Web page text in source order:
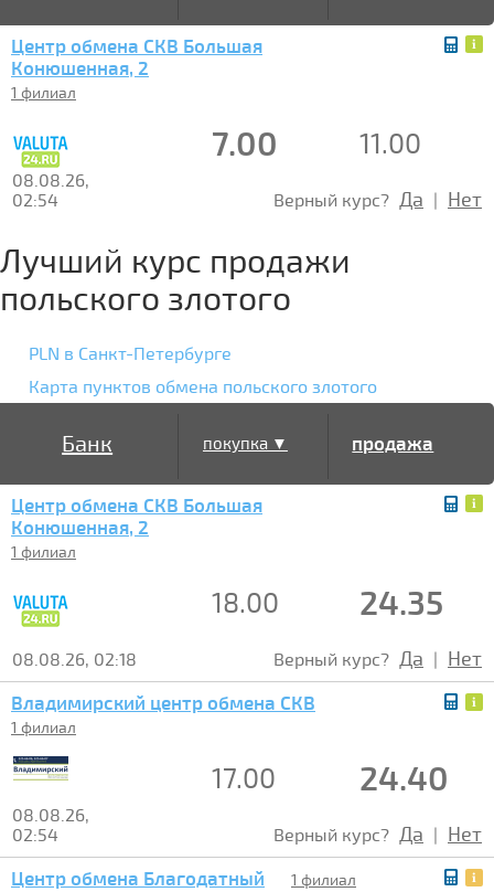
Центр обмена СКВ Большая
Конюшенная, 2
1 филиал
7.00 11.00
08.08.26,
02:54
Верный курс? Да | Нет
Лучший курс продажи
польского злотого
PLN в Санкт-Петербурге
Карта пунктов обмена польского злотого
Банк покупка ▼ продажа
Центр обмена СКВ Большая
Конюшенная, 2
1 филиал
18.00 24.35
08.08.26, 02:18 Верный курс? Да | Нет
Владимирский центр обмена СКВ
1 филиал
17.00 24.40
08.08.26,
02:54
Верный курс? Да | Нет
Центр обмена Благодатный 1 филиал